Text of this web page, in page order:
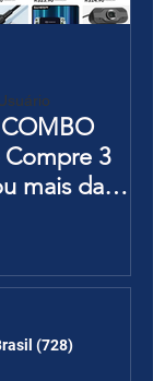
COMBO
Compre 3
mais da
e
de
R$25 de
OS
NO
(728)